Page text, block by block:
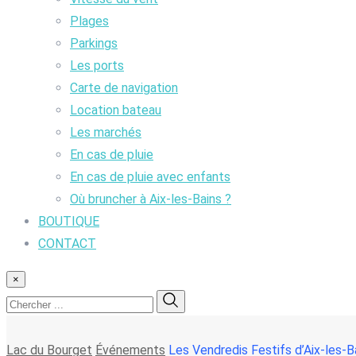
Plages
Parkings
Les ports
Carte de navigation
Location bateau
Les marchés
En cas de pluie
En cas de pluie avec enfants
Où bruncher à Aix-les-Bains ?
BOUTIQUE
CONTACT
×
Lac du Bourget Événements Les Vendredis Festifs d’Aix-les-